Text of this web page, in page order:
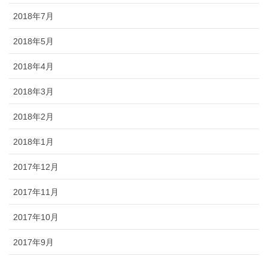
2018年7月
2018年5月
2018年4月
2018年3月
2018年2月
2018年1月
2017年12月
2017年11月
2017年10月
2017年9月